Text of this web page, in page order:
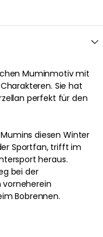
Muminmotiv mit
Sie hat
perfekt für den
diesen Winter
Sportfan, trifft im
heraus.
bei der
vorneherein
Bobrennen.